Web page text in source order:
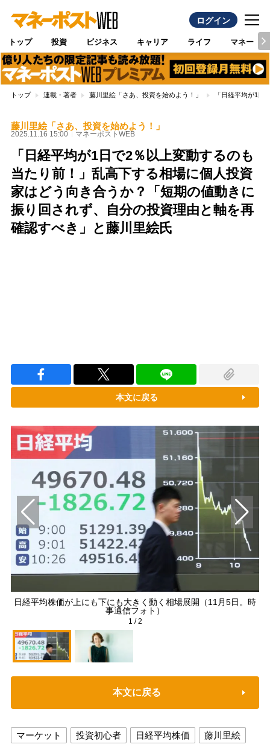
ログイン
トップ 投資 ビジネス キャリア ライフ マネー
トップ 連載・著者 藤川里絵「さあ、投資を始めよう！」 「日経平均が1日
藤川里絵「さあ、投資を始めよう！」
2025.11.16 15:00 マネーポストWEB
「日経平均が1日で2％以上変動するのも
当たり前！」乱高下する相場に個人投資
家はどう向き合うか？「短期の値動きに
振り回されず、自分の投資理由と軸を再
確認すべき」と藤川里絵氏
本文に戻る
日経平均株価が上にも下にも大きく動く相場展開（11月5日。時
事通信フォト）
1 /2
本文に戻る
マーケット 投資初心者 日経平均株価 藤川里絵